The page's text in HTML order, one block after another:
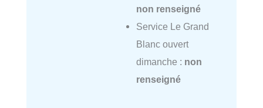
non renseigné
Service Le Grand
Blanc ouvert
dimanche : non
renseigné